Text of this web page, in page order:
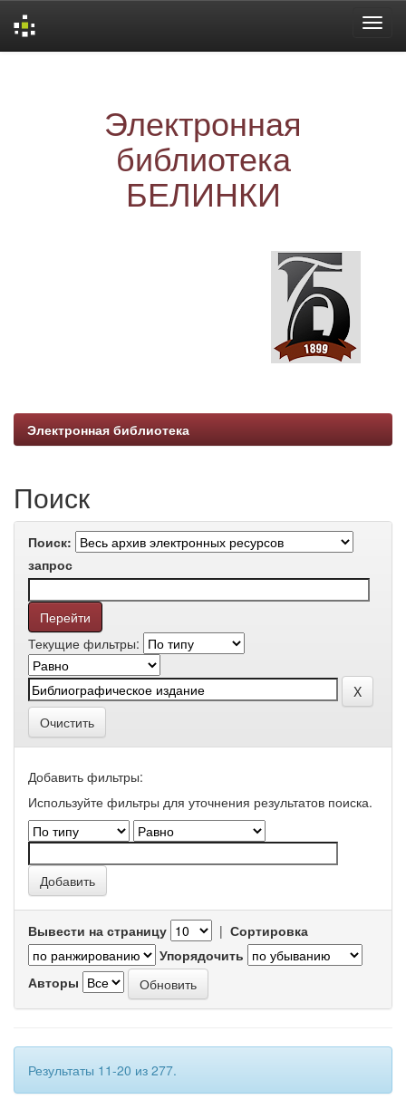
Электронная
библиотека
БЕЛИНКИ
Электронная библиотека
Поиск
Поиск:
запрос
Текущие фильтры:
Очистить
Добавить фильтры:
Используйте фильтры для уточнения результатов поиска.
Вывести на страницу | Сортировка
Упорядочить
Авторы
Результаты 11-20 из 277.